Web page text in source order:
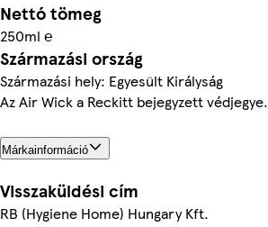
Nettó tömeg
250ml ℮
Származási ország
Származási hely: Egyesült Királyság
Az Air Wick a Reckitt bejegyzett védjegye.
Márkainformáció
Visszaküldési cím
RB (Hygiene Home) Hungary Kft.